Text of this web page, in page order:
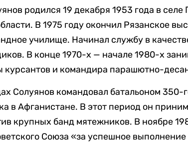
родился 19 декабря 1953 года в селе
В 1975 году окончил Рязанское
училище. Начинал службу в
В конце 1970-х — начале 1980-х
курсантов и командира парашютно-
Солуянов командовал батальоном
в Афганистане. В этот период он
крупных банд мятежников. В ноябре
Союза «за успешное